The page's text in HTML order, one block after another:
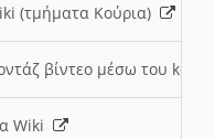
(τμήματα Κούρια)
βίντεο μέσω του
Wiki